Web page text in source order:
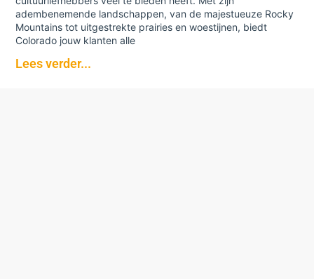
adembenemende landschappen, van de majestueuze Rocky
Mountains tot uitgestrekte prairies en woestijnen, biedt
Colorado jouw klanten alle
Lees verder...